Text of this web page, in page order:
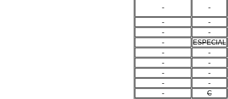
ESPECIAL
C